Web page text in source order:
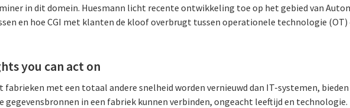
in dit domein. Huesmann licht recente ontwikkeling toe op het gebied van
en hoe CGI met klanten de kloof overbrugt tussen operationele technologie
you can act on
fabrieken met een totaal andere snelheid worden vernieuwd dan IT-systemen,
gegevensbronnen in een fabriek kunnen verbinden, ongeacht leeftijd en